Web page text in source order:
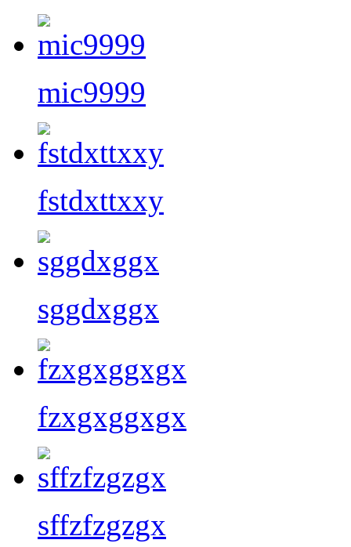
mic9999
fstdxttxxy
sggdxggx
fzxgxggxgx
sffzfzgzgx